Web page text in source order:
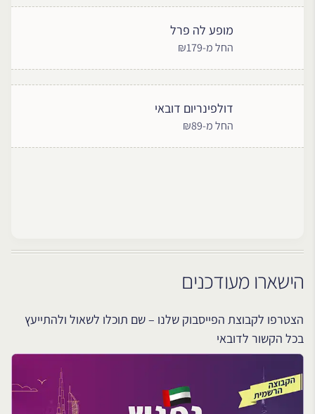
מופע לה פרל
החל מ-₪179
דולפינריום דובאי
החל מ-₪89
הישארו מעודכנים
הצטרפו לקבוצת הפייסבוק שלנו – שם תוכלו לשאול ולהתייעץ
בכל הקשור לדובאי